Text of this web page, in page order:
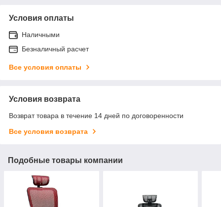
Условия оплаты
Наличными
Безналичный расчет
Все условия оплаты
Условия возврата
Возврат товара в течение 14 дней по договоренности
Все условия возврата
Подобные товары компании